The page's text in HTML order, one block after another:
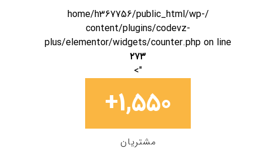
/home/h367756/public_html/wp-
content/plugins/codevz-
plus/elementor/widgets/counter.php on line
۲۷۳
">
۱,۷۹۱+
مشتریان